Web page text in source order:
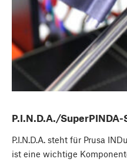
P.I.N.D.A./
P.I.N.D.A. steht für Prusa
ist eine wichtige